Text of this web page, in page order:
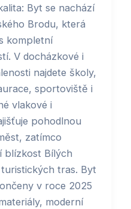
Byt se nachází
Brodu, která
kompletní
V docházkové i
najdete školy,
sportoviště i
vlakové i
pohodlnou
zatímco
blízkost Bílých
tras. Byt
v roce 2025
moderní